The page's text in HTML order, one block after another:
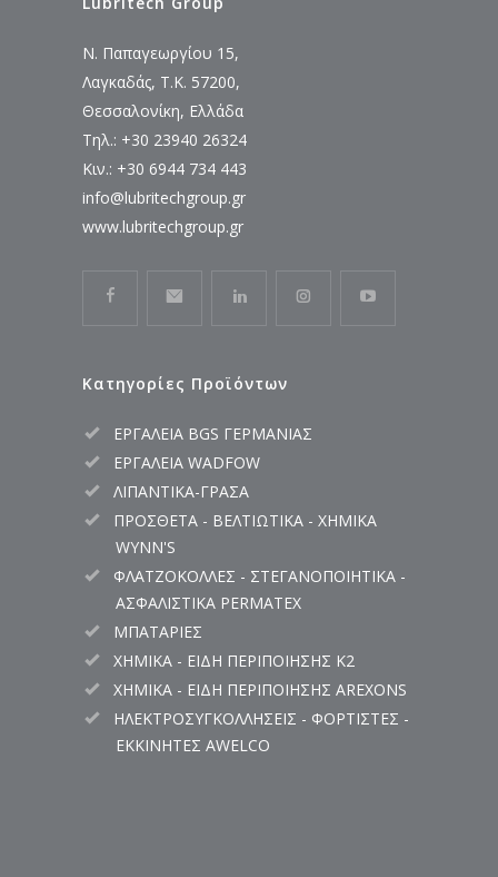
Ν. Παπαγεωργίου 15,
Λαγκαδάς, Τ.Κ. 57200,
Θεσσαλονίκη, Ελλάδα
Τηλ.: +30 23940 26324
Κιν.: +30 6944 734 443
info@lubritechgroup.gr
www.lubritechgroup.gr
Κατηγορίες Προϊόντων
ΕΡΓΑΛΕΙΑ BGS ΓΕΡΜΑΝΙΑΣ
ΕΡΓΑΛΕΙΑ WADFOW
ΛΙΠΑΝΤΙΚΑ-ΓΡΑΣΑ
ΠΡΟΣΘΕΤΑ - ΒΕΛΤΙΩΤΙΚΑ - ΧΗΜΙΚΑ
WYNN'S
ΦΛΑΤΖΟΚΟΛΛΕΣ - ΣΤΕΓΑΝΟΠΟΙΗΤΙΚΑ -
ΑΣΦΑΛΙΣΤΙΚΑ PERMATEX
ΜΠΑΤΑΡΙΕΣ
ΧΗΜΙΚΑ - ΕΙΔΗ ΠΕΡΙΠΟΙΗΣΗΣ K2
ΧΗΜΙΚΑ - ΕΙΔΗ ΠΕΡΙΠΟΙΗΣΗΣ AREXONS
ΗΛΕΚΤΡΟΣΥΓΚΟΛΛΗΣΕΙΣ - ΦΟΡΤΙΣΤΕΣ -
ΕΚΚΙΝΗΤΕΣ AWELCO